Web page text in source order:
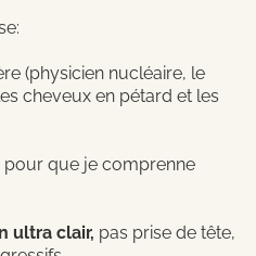
(physicien nucléaire, le
cheveux en pétard et les
pour que je comprenne
ultra clair, pas prise de tête,